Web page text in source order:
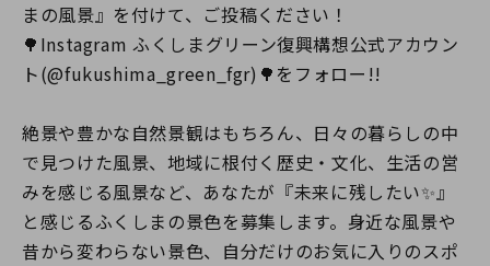
まの風景』を付けて、ご投稿ください！
🌳Instagram ふくしまグリーン復興構想公式アカウン
ト(@fukushima_green_fgr)🌳をフォロー!!
絶景や豊かな自然景観はもちろん、日々の暮らしの中
で見つけた風景、地域に根付く歴史・文化、生活の営
みを感じる風景など、あなたが『未来に残したい✨』
と感じるふくしまの景色を募集します。身近な風景や
昔から変わらない景色、自分だけのお気に入りのスポ